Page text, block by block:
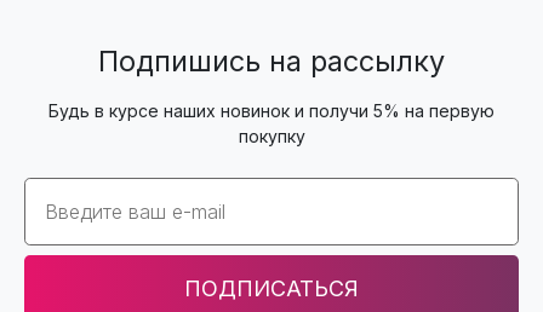
Подпишись на рассылку
Будь в курсе наших новинок и получи 5% на первую
покупку
Email
ПОДПИСАТЬСЯ